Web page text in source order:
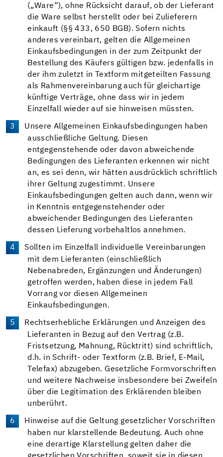
(„Ware“), ohne Rücksicht darauf, ob der Lieferant
die Ware selbst herstellt oder bei Zulieferern
einkauft (§§ 433, 650 BGB). Sofern nichts
anderes vereinbart, gelten die Allgemeinen
Einkaufsbedingungen in der zum Zeitpunkt der
Bestellung des Käufers gültigen bzw. jedenfalls in
der ihm zuletzt in Textform mitgeteilten Fassung
als Rahmenvereinbarung auch für gleichartige
künftige Verträge, ohne dass wir in jedem
Einzelfall wieder auf sie hinweisen müssten.
Unsere Allgemeinen Einkaufsbedingungen haben
ausschließliche Geltung. Diesen
entgegenstehende oder davon abweichende
Bedingungen des Lieferanten erkennen wir nicht
an, es sei denn, wir hätten ausdrücklich schriftlich
ihrer Geltung zugestimmt. Unsere
Einkaufsbedingungen gelten auch dann, wenn wir
in Kenntnis entgegenstehender oder
abweichender Bedingungen des Lieferanten
dessen Lieferung vorbehaltlos annehmen.
Sollten im Einzelfall individuelle Vereinbarungen
mit dem Lieferanten (einschließlich
Nebenabreden, Ergänzungen und Änderungen)
getroffen werden, haben diese in jedem Fall
Vorrang vor diesen Allgemeinen
Einkaufsbedingungen.
Rechtserhebliche Erklärungen und Anzeigen des
Lieferanten in Bezug auf den Vertrag (z.B.
Fristsetzung, Mahnung, Rücktritt) sind schriftlich,
d.h. in Schrift- oder Textform (z.B. Brief, E-Mail,
Telefax) abzugeben. Gesetzliche Formvorschriften
und weitere Nachweise insbesondere bei Zweifeln
über die Legitimation des Erklärenden bleiben
unberührt.
Hinweise auf die Geltung gesetzlicher Vorschriften
haben nur klarstellende Bedeutung. Auch ohne
eine derartige Klarstellung gelten daher die